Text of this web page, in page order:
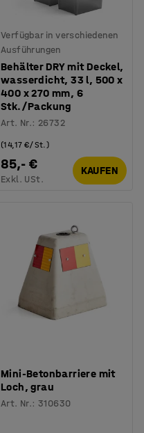
Verfügbar in verschiedenen
Ausführungen
Behälter DRY mit Deckel,
wasserdicht, 33 l, 500 x
400 x 270 mm, 6
Stk./Packung
Art. Nr.: 26732
85,- €
(14,17 €/St.)
Exkl. USt.
KAUFEN
Mini-Betonbarriere mit
Loch, grau
Art. Nr.:310630